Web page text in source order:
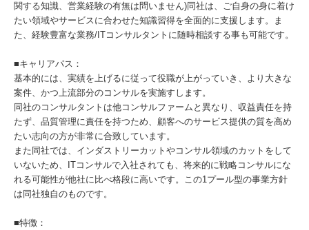
関する知識、営業経験の有無は問いません)同社は、ご自身の身に着け
たい領域やサービスに合わせた知識習得を全面的に支援します。ま
た、経験豊富な業務/ITコンサルタントに随時相談する事も可能です。
■キャリアパス：
基本的には、実績を上げるに従って役職が上がっていき、より大きな
案件、かつ上流部分のコンサルを実施すします。
同社のコンサルタントは他コンサルファームと異なり、収益責任を持
たず、品質管理に責任を持つため、顧客へのサービス提供の質を高め
たい志向の方が非常に合致しています。
また同社では、インダストリーカットやコンサル領域のカットをして
いないため、ITコンサルで入社されても、将来的に戦略コンサルにな
れる可能性が他社に比べ格段に高いです。この1プール型の事業方針
は同社独自のものです。
■特徴：